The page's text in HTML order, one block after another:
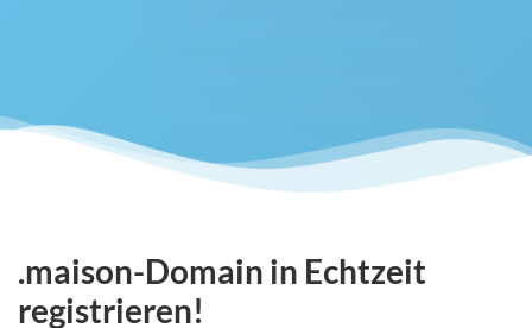
.maison-Domain in Echtzeit
registrieren!